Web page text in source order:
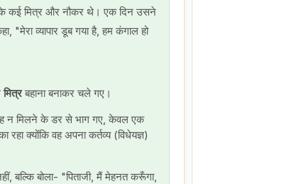
कई मित्र और नौकर थे। एक दिन उसने
"मेरा व्यापार डूब गया है, हम कंगाल हो
मित्रबहाना बनाकर चले गए।
न मिलने के डर से भाग गए, केवल एक
रहा क्योंकि वह अपना कर्तव्य (विधेयज्ञ)
बल्कि बोला- "पिताजी, मैं मेहनत करूँगा,